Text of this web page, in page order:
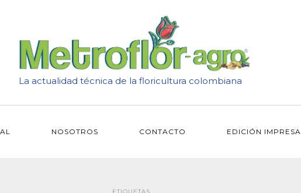
La actualidad técnica de la floricultura colombiana
NOSOTROS CONTACTO EDICIÓN IMPRESA